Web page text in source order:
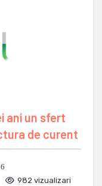
ani un sfert
de curent
982 vizualizari